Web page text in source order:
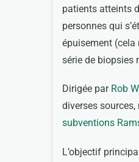
patients atteints
personnes qui
épuisement (cela
série de biopsies
Dirigée par Rob
diverses
subventions
L’objectif